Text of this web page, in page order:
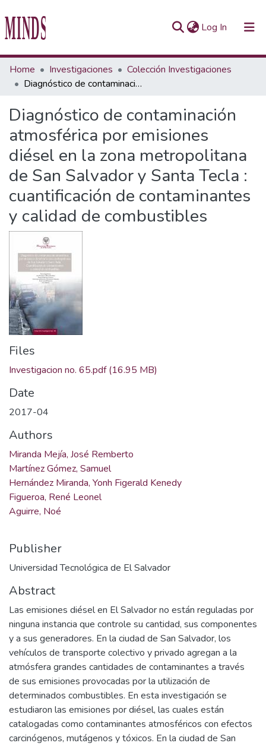
Log In (current)
Communities & Collections
All of Repository UTEC
Statistics
Home Investigaciones
Colección Investigaciones
Diagnóstico de contaminación atmosférica por emisiones diésel en la zona metropolitana de San Salvador y Santa Tecla : cuantificación de contaminantes y calidad de combustibles
Diagnóstico de contaminación
atmosférica por emisiones
diésel en la zona metropolitana
de San Salvador y Santa Tecla :
cuantificación de contaminantes
y calidad de combustibles
Files
Investigacion no. 65.pdf(16.95 MB)
Date
2017-04
Authors
Miranda Mejía, José Remberto
Martínez Gómez, Samuel
Hernández Miranda, Yonh Figerald Kenedy
Figueroa, René Leonel
Aguirre, Noé
Publisher
Universidad Tecnológica de El Salvador
Abstract
Las emisiones diésel en El Salvador no están reguladas por
ninguna instancia que controle su cantidad, sus componentes
y a sus generadores. En la ciudad de San Salvador, los
vehículos de transporte colectivo y privado agregan a la
atmósfera grandes cantidades de contaminantes a través
de sus emisiones provocadas por la utilización de
determinados combustibles. En esta investigación se
estudiaron las emisiones por diésel, las cuales están
catalogadas como contaminantes atmosféricos con efectos
carcinógenos, mutágenos y tóxicos. En la ciudad de San